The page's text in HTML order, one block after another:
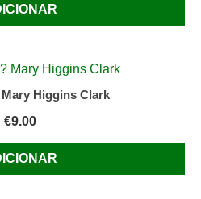
Higgins Clark
€9.00